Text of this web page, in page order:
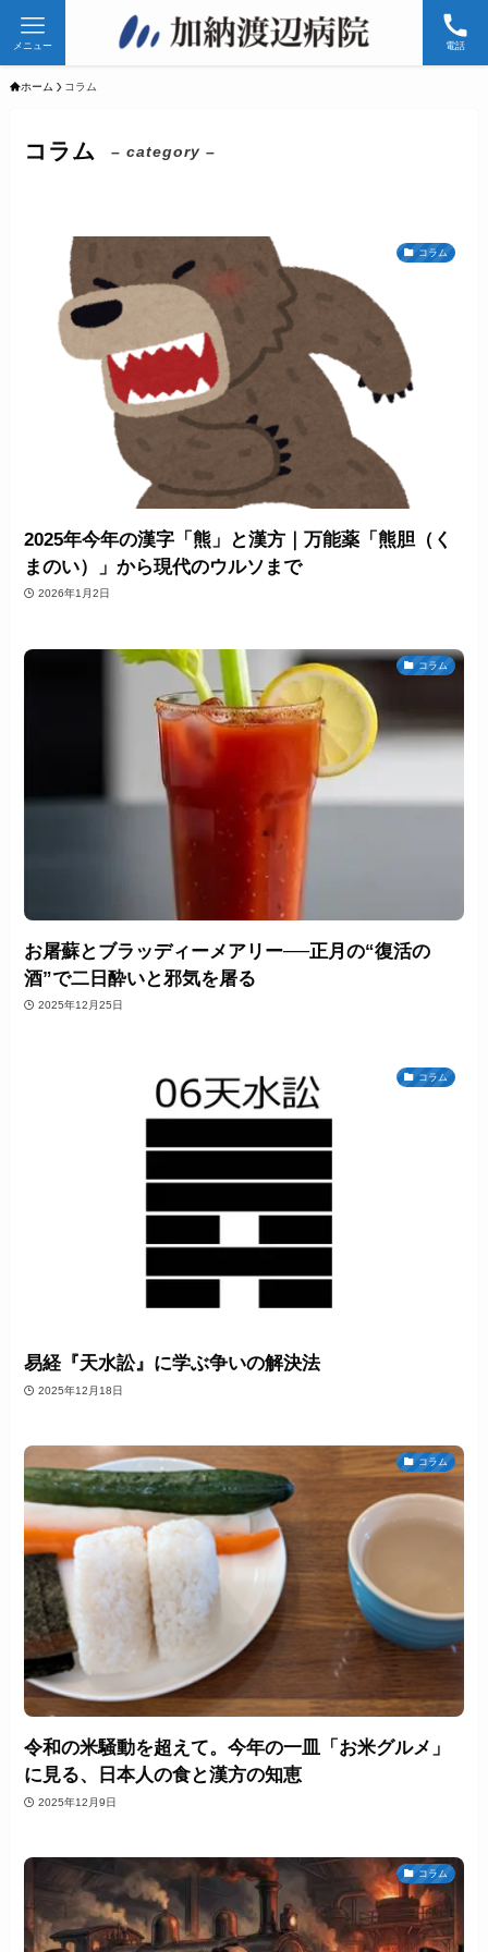
電話
メニュー
ホーム コラム
コラム – category –
コラム
2025年今年の漢字「熊」と漢方｜万能薬「熊胆（く
まのい）」から現代のウルソまで
2026年1月2日
コラム
お屠蘇とブラッディーメアリー──正月の“復活の
酒”で二日酔いと邪気を屠る
2025年12月25日
コラム
易経『天水訟』に学ぶ争いの解決法
2025年12月18日
コラム
令和の米騒動を超えて。今年の一皿「お米グルメ」
に見る、日本人の食と漢方の知恵
2025年12月9日
コラム